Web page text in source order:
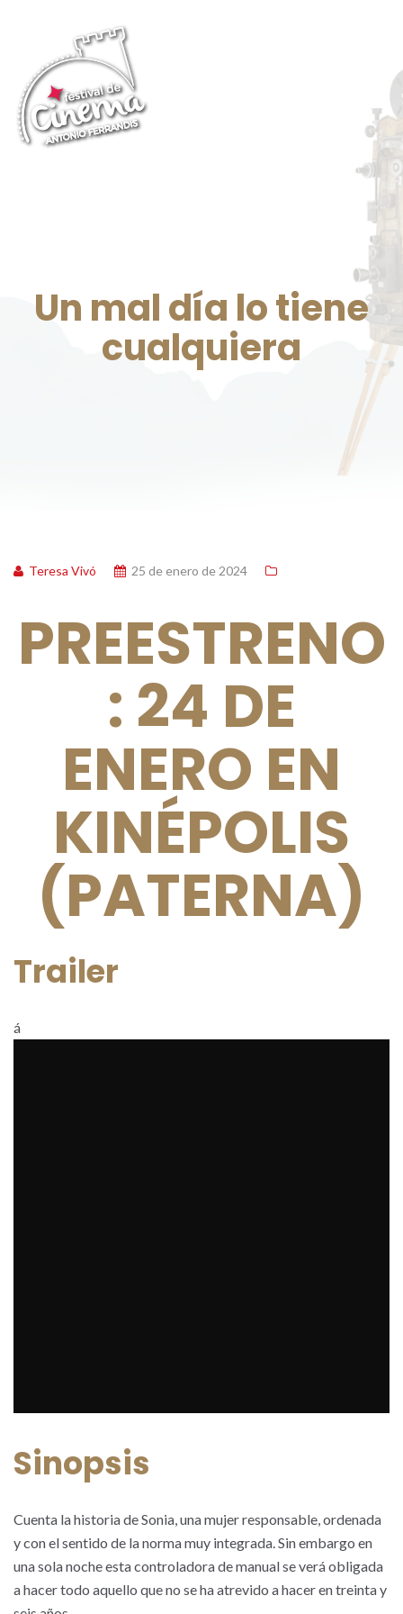
Un mal día lo tiene
cualquiera
Teresa Vivó 25 de enero de 2024
PREESTRENO
: 24 DE
ENERO EN
KINÉPOLIS
(PATERNA)
Trailer
á
Sinopsis
Cuenta la historia de Sonia, una mujer responsable, ordenada
y con el sentido de la norma muy integrada. Sin embargo en
una sola noche esta controladora de manual se verá obligada
a hacer todo aquello que no se ha atrevido a hacer en treinta y